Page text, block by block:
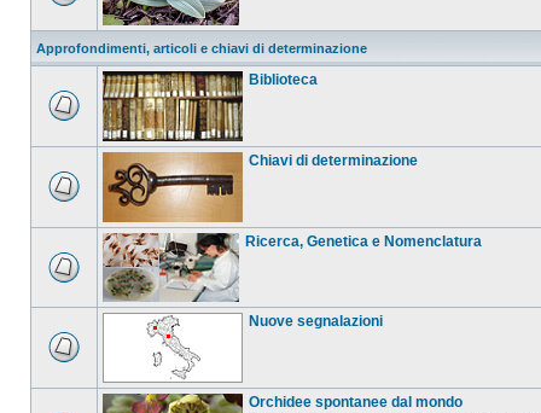
Approfondimenti, articoli e chiavi di determinazione
Biblioteca
Chiavi di determinazione
Ricerca, Genetica e Nomenclatura
Nuove segnalazioni
Orchidee spontanee dal mondo